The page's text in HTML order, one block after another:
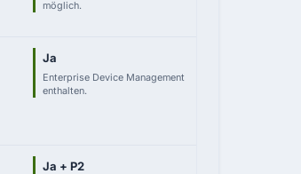
möglich.
Ja
Enterprise Device Management
enthalten.
Ja + P2